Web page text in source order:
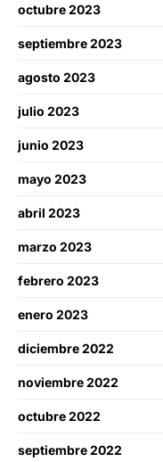
octubre 2023
septiembre 2023
agosto 2023
julio 2023
junio 2023
mayo 2023
abril 2023
marzo 2023
febrero 2023
enero 2023
diciembre 2022
noviembre 2022
octubre 2022
septiembre 2022